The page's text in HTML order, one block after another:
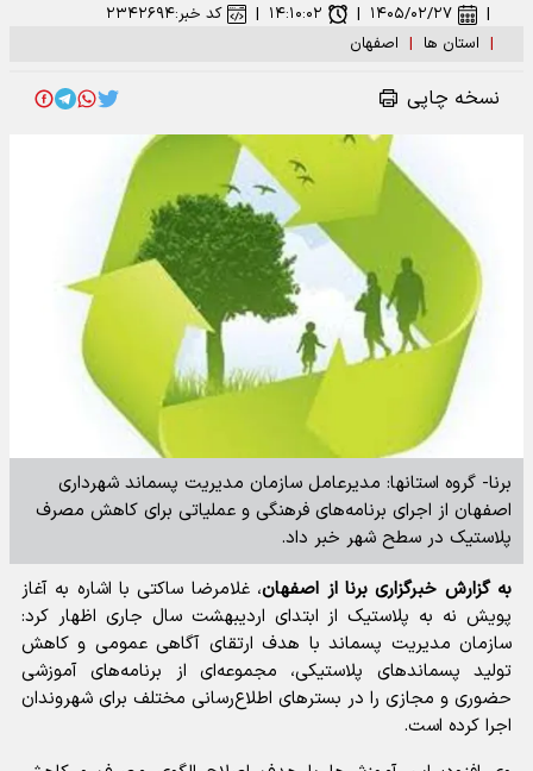
| استان ها | اصفهان
| ۱۴۰۵/۰۲/۲۷ | ۱۴:۱۰:۰۲ | کد خبر:۲۳۴۲۶۹۴
نسخه چاپی
برنا- گروه استانها: مدیرعامل سازمان مدیریت پسماند شهرداری
اصفهان از اجرای برنامه‌های فرهنگی و عملیاتی برای کاهش مصرف
پلاستیک در سطح شهر خبر داد.
به گزارش خبرگزاری برنا از اصفهان، غلامرضا ساکتی با اشاره به آغاز
پویش نه به پلاستیک از ابتدای اردیبهشت سال جاری اظهار کرد:
سازمان مدیریت پسماند با هدف ارتقای آگاهی عمومی و کاهش
تولید پسماندهای پلاستیکی، مجموعه‌ای از برنامه‌های آموزشی
حضوری و مجازی را در بسترهای اطلاع‌رسانی مختلف برای شهروندان
اجرا کرده است.